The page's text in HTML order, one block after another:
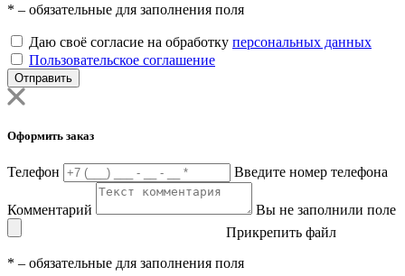
* – обязательные для заполнения поля
Даю своё согласие на обработку персональных данных
Пользовательское соглашение
Отправить
Оформить заказ
Телефон Введите номер телефона
Комментарий
Вы не заполнили поле
Прикрепить файл
* – обязательные для заполнения поля